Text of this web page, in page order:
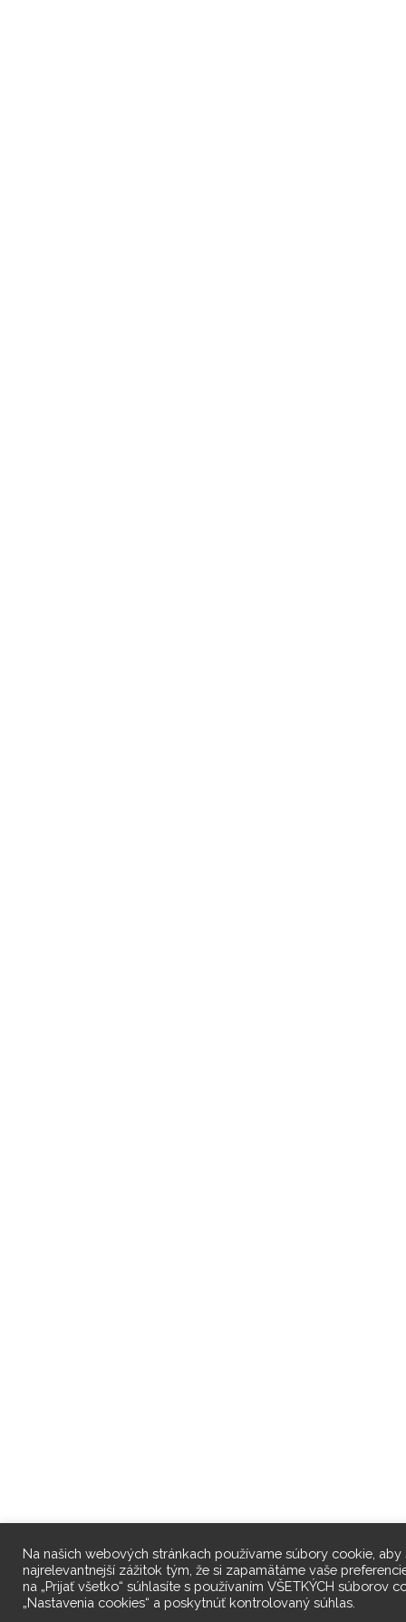
Na našich webových stránkach používame súbory cookie,
najrelevantnejší zážitok tým, že si zapamätáme vaše
na „Prijať všetko“ súhlasíte s používaním VŠETKÝCH súborov
„Nastavenia cookies“ a poskytnúť kontrolovaný súhlas.